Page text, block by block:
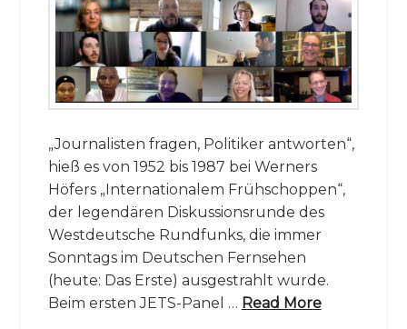
„Journalisten fragen, Politiker antworten“,
hieß es von 1952 bis 1987 bei Werners
Höfers „Internationalem Frühschoppen“,
der legendären Diskussionsrunde des
Westdeutsche Rundfunks, die immer
Sonntags im Deutschen Fernsehen
(heute: Das Erste) ausgestrahlt wurde.
Beim ersten JETS-Panel … Read More